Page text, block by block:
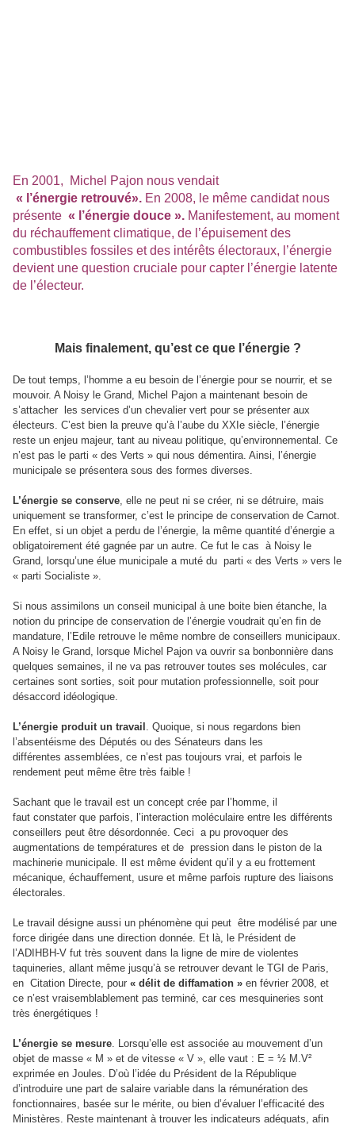
En 2001, Michel Pajon nous vendait
« l’énergie retrouvé». En 2008, le même candidat nous
présente « l’énergie douce ». Manifestement, au moment
du réchauffement climatique, de l’épuisement des
combustibles fossiles et des intérêts électoraux, l’énergie
devient une question cruciale pour capter l’énergie latente
de l’électeur.
Mais finalement, qu’est ce que l’énergie ?
De tout temps, l’homme a eu besoin de l’énergie pour se nourrir, et se
mouvoir. A Noisy le Grand, Michel Pajon a maintenant besoin de
s’attacher les services d’un chevalier vert pour se présenter aux
électeurs. C’est bien la preuve qu’à l’aube du XXIe siècle, l’énergie
reste un enjeu majeur, tant au niveau politique, qu’environnemental. Ce
n’est pas le parti « des Verts » qui nous démentira. Ainsi, l’énergie
municipale se présentera sous des formes diverses.
L’énergie se conserve, elle ne peut ni se créer, ni se détruire, mais
uniquement se transformer, c’est le principe de conservation de Carnot.
En effet, si un objet a perdu de l’énergie, la même quantité d’énergie a
obligatoirement été gagnée par un autre. Ce fut le cas à Noisy le
Grand, lorsqu’une élue municipale a muté du parti « des Verts » vers le
« parti Socialiste ».
Si nous assimilons un conseil municipal à une boite bien étanche, la
notion du principe de conservation de l’énergie voudrait qu’en fin de
mandature, l’Edile retrouve le même nombre de conseillers municipaux.
A Noisy le Grand, lorsque Michel Pajon va ouvrir sa bonbonnière dans
quelques semaines, il ne va pas retrouver toutes ses molécules, car
certaines sont sorties, soit pour mutation professionnelle, soit pour
désaccord idéologique.
L’énergie produit un travail . Quoique, si nous regardons bien
l’absentéisme des Députés ou des Sénateurs dans les
différentes assemblées, ce n’est pas toujours vrai, et parfois le
rendement peut même être très faible !
Sachant que le travail est un concept crée par l’homme, il
faut constater que parfois, l’interaction moléculaire entre les différents
conseillers peut être désordonnée. Ceci a pu provoquer des
augmentations de températures et de pression dans le piston de la
machinerie municipale. Il est même évident qu’il y a eu frottement
mécanique, échauffement, usure et même parfois rupture des liaisons
électorales.
Le travail désigne aussi un phénomène qui peut être modélisé par une
force dirigée dans une direction donnée. Et là, le Président de
l’ADIHBH-V fut très souvent dans la ligne de mire de violentes
taquineries, allant même jusqu’à se retrouver devant le TGI de Paris,
en Citation Directe, pour « délit de diffamation » en février 2008, et
ce n’est vraisemblablement pas terminé, car ces mesquineries sont
très énergétiques !
L’énergie se mesure. Lorsqu’elle est associée au mouvement d’un
objet de masse « M » et de vitesse « V », elle vaut : E = ½ M.V²
exprimée en Joules. D’où l’idée du Président de la République
d’introduire une part de salaire variable dans la rémunération des
fonctionnaires, basée sur le mérite, ou bien d’évaluer l’efficacité des
Ministères. Reste maintenant à trouver les indicateurs adéquats, afin